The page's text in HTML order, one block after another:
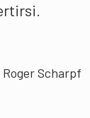
Scharpf